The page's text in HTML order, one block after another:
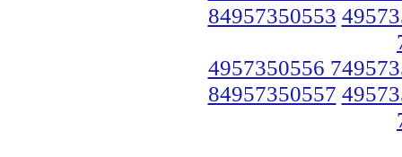
84957350553
4957350556
84957350557